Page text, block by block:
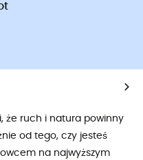
że ruch i natura powinny
od tego, czy jesteś
na najwyższym